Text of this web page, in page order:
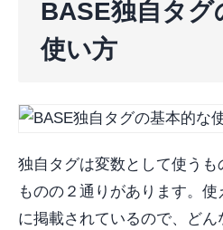
BASE独自タグ
使い方
独自タグは変数として使うも
ものの２通りがあります。
に掲載されているので、ど